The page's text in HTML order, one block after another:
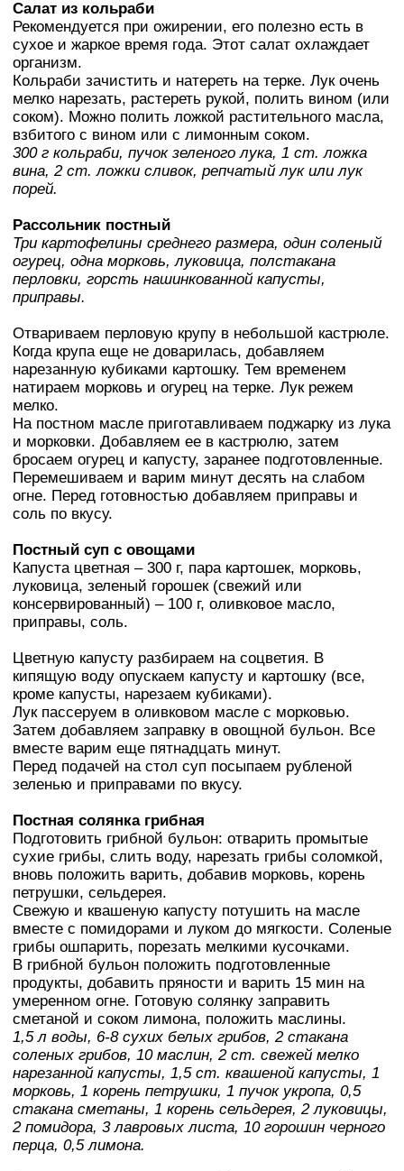
Салат из кольраби
Рекомендуется при ожирении, его полезно есть в
сухое и жаркое время года. Этот салат охлаждает
организм.
Кольраби зачистить и натереть на терке. Лук очень
мелко нарезать, растереть рукой, полить вином (или
соком). Можно полить ложкой растительного масла,
взбитого с вином или с лимонным соком.
300 г кольраби, пучок зеленого лука, 1 ст. ложка
вина, 2 ст. ложки сливок, репчатый лук или лук
порей.
Рассольник постный
Три картофелины среднего размера, один соленый
огурец, одна морковь, луковица, полстакана
перловки, горсть нашинкованной капусты,
приправы.
Отвариваем перловую крупу в небольшой кастрюле.
Когда крупа еще не доварилась, добавляем
нарезанную кубиками картошку. Тем временем
натираем морковь и огурец на терке. Лук режем
мелко.
На постном масле приготавливаем поджарку из лука
и морковки. Добавляем ее в кастрюлю, затем
бросаем огурец и капусту, заранее подготовленные.
Перемешиваем и варим минут десять на слабом
огне. Перед готовностью добавляем приправы и
соль по вкусу.
Постный суп с овощами
Капуста цветная – 300 г, пара картошек, морковь,
луковица, зеленый горошек (свежий или
консервированный) – 100 г, оливковое масло,
приправы, соль.
Цветную капусту разбираем на соцветия. В
кипящую воду опускаем капусту и картошку (все,
кроме капусты, нарезаем кубиками).
Лук пассеруем в оливковом масле с морковью.
Затем добавляем заправку в овощной бульон. Все
вместе варим еще пятнадцать минут.
Перед подачей на стол суп посыпаем рубленой
зеленью и приправами по вкусу.
Постная солянка грибная
Подготовить грибной бульон: отварить промытые
сухие грибы, слить воду, нарезать грибы соломкой,
вновь положить варить, добавив морковь, корень
петрушки, сельдерея.
Свежую и квашеную капусту потушить на масле
вместе с помидорами и луком до мягкости. Соленые
грибы ошпарить, порезать мелкими кусочками.
В грибной бульон положить подготовленные
продукты, добавить пряности и варить 15 мин на
умеренном огне. Готовую солянку заправить
сметаной и соком лимона, положить маслины.
1,5 л воды, 6-8 сухих белых грибов, 2 стакана
соленых грибов, 10 маслин, 2 ст. свежей мелко
нарезанной капусты, 1,5 ст. квашеной капусты, 1
морковь, 1 корень петрушки, 1 пучок укропа, 0,5
стакана сметаны, 1 корень сельдерея, 2 луковицы,
2 помидора, 3 лавровых листа, 10 горошин черного
перца, 0,5 лимона.